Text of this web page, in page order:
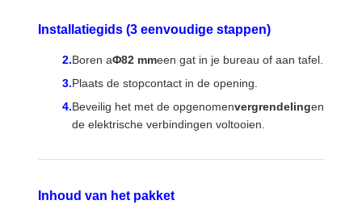
Alle Gevallen Praatje Nu
bureau stroomdoorvoer
Vertrekbaar stopcontact
Installatiegids (3 eenvoudige stappen)
Boren aΦ82 mmeen gat in je bureau of aan tafel.
Plaats de stopcontact in de opening.
Beveilig het met de opgenomenvergrendelingen
de elektrische verbindingen voltooien.
Inhoud van het pakket